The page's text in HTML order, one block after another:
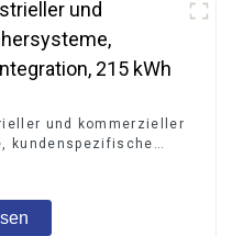
und kommerzieller
kundenspezifische